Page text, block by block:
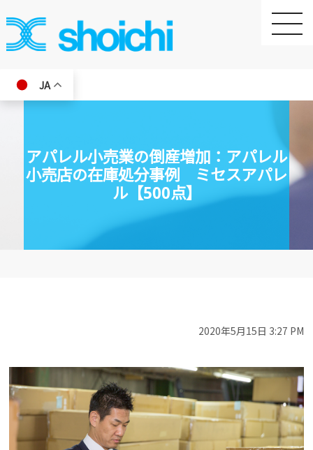
toggle
JA
アパレル小売業の倒産増加：アパレル
小売店の在庫処分事例 ミセスアパレ
ル【500点】
2020年5月15日 3:27 PM